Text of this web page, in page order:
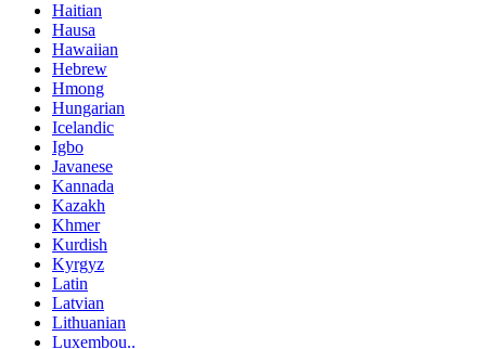
Haitian
Hausa
Hawaiian
Hebrew
Hmong
Hungarian
Icelandic
Igbo
Javanese
Kannada
Kazakh
Khmer
Kurdish
Kyrgyz
Latin
Latvian
Lithuanian
Luxembou..